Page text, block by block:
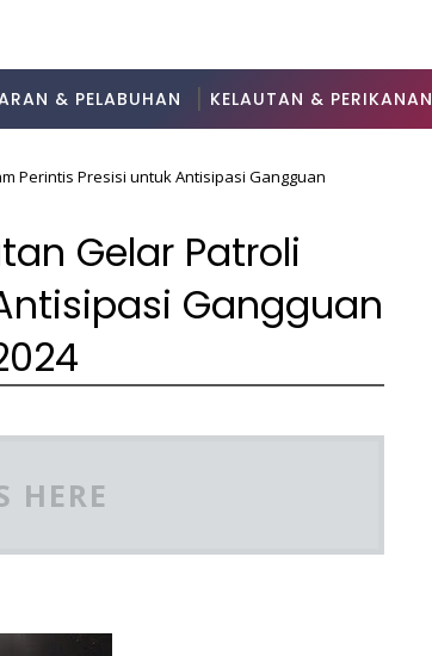
& PELABUHAN KELAUTAN & PERIKANAN
Perintis Presisi untuk Antisipasi Gangguan
Gelar Patroli
Gangguan
HERE